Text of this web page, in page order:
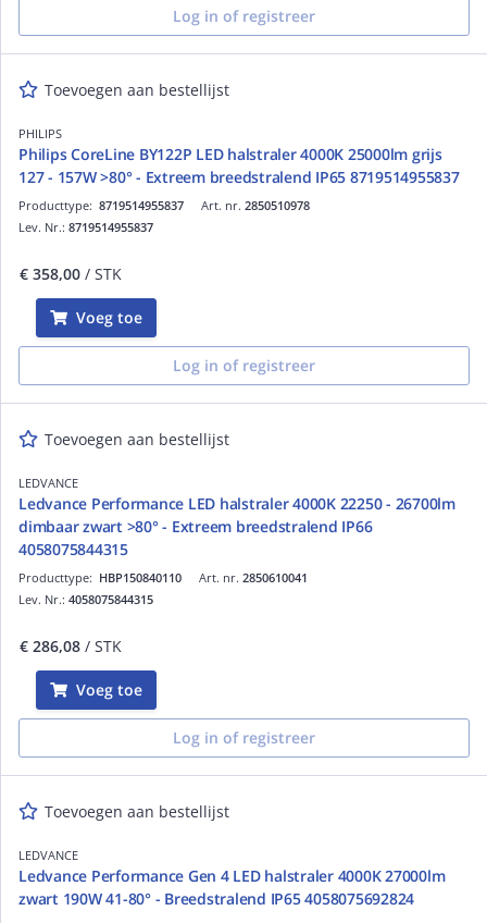
Log in of registreer
Toevoegen aan bestellijst
PHILIPS
Philips CoreLine BY122P LED halstraler 4000K 25000lm grijs
127 - 157W >80° - Extreem breedstralend IP65 8719514955837
Art. nr. 2850510978
Producttype: 8719514955837
Lev. Nr.: 8719514955837
€ 358,00 / STK
Voeg toe
Log in of registreer
Toevoegen aan bestellijst
LEDVANCE
Ledvance Performance LED halstraler 4000K 22250 - 26700lm
dimbaar zwart >80° - Extreem breedstralend IP66
4058075844315
Art. nr. 2850610041
Producttype: HBP150840110
Lev. Nr.: 4058075844315
€ 286,08 / STK
Voeg toe
Log in of registreer
Toevoegen aan bestellijst
LEDVANCE
Ledvance Performance Gen 4 LED halstraler 4000K 27000lm
zwart 190W 41-80° - Breedstralend IP65 4058075692824